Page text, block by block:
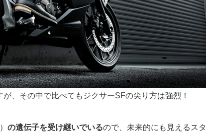
、その中で比べてもジクサーSFの尖り方は強烈！
の遺伝子を受け継いでいるので、未来的にも見えるスタ